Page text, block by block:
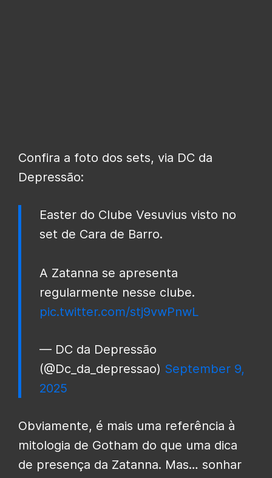
Confira a foto dos sets, via DC da
Depressão:
Easter do Clube Vesuvius visto no
set de Cara de Barro.
A Zatanna se apresenta
regularmente nesse clube.
pic.twitter.com/stj9vwPnwL
— DC da Depressão
(@Dc_da_depressao) September 9,
2025
Obviamente, é mais uma referência à
mitologia de Gotham do que uma dica
de presença da Zatanna. Mas… sonhar